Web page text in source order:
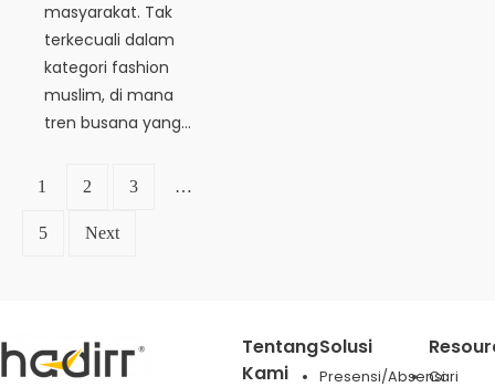
masyarakat. Tak
terkecuali dalam
kategori fashion
muslim, di mana
tren busana yang...
1 2 3 …
5 Next
Tentang
Kami
Solusi
Presensi/AbsensiCari